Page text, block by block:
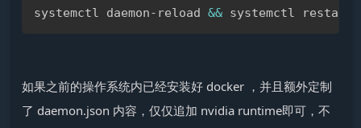
systemctl daemon-reload &&
如果之前的操作系统内已经安装好 docker ，并且额外定制
了 daemon.json 内容，仅仅追加 nvidia runtime即可，不